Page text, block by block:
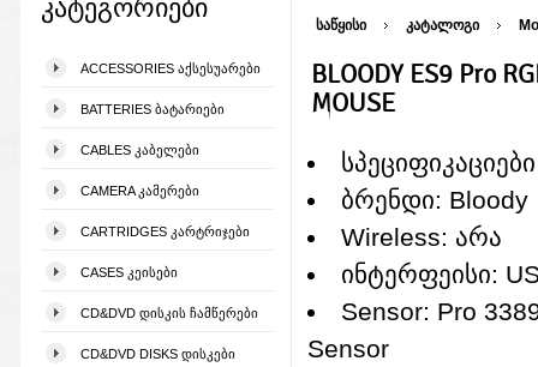
კატეგორიები
ACCESSORIES ᲐᲥᲡᲔᲡᲣᲐᲠᲔᲑᲘ
BATTERIES ᲑᲐᲢᲐᲠᲘᲔᲑᲘ
CABLES ᲙᲐᲑᲔᲚᲔᲑᲘ
CAMERA ᲙᲐᲛᲔᲠᲔᲑᲘ
CARTRIDGES ᲙᲐᲠᲢᲠᲘᲯᲔᲑᲘ
CASES ᲙᲔᲘᲡᲔᲑᲘ
CD&DVD ᲓᲘᲡᲙᲘᲡ ᲩᲐᲛᲬᲔᲠᲔᲑᲘ
CD&DVD DISKS ᲓᲘᲡᲙᲔᲑᲘ
საწყისი კატალოგი
BLOODY ES9 Pro
MOUSE
სპეციფიკაციები
ბრენდი: Bloody
Wireless: არა
ინტერფეისი:
Sensor: Pro
Sensor